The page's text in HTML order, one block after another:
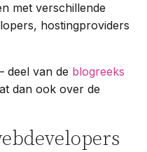
met verschillende
hostingproviders
deel van de blogreeks
dan ook over de